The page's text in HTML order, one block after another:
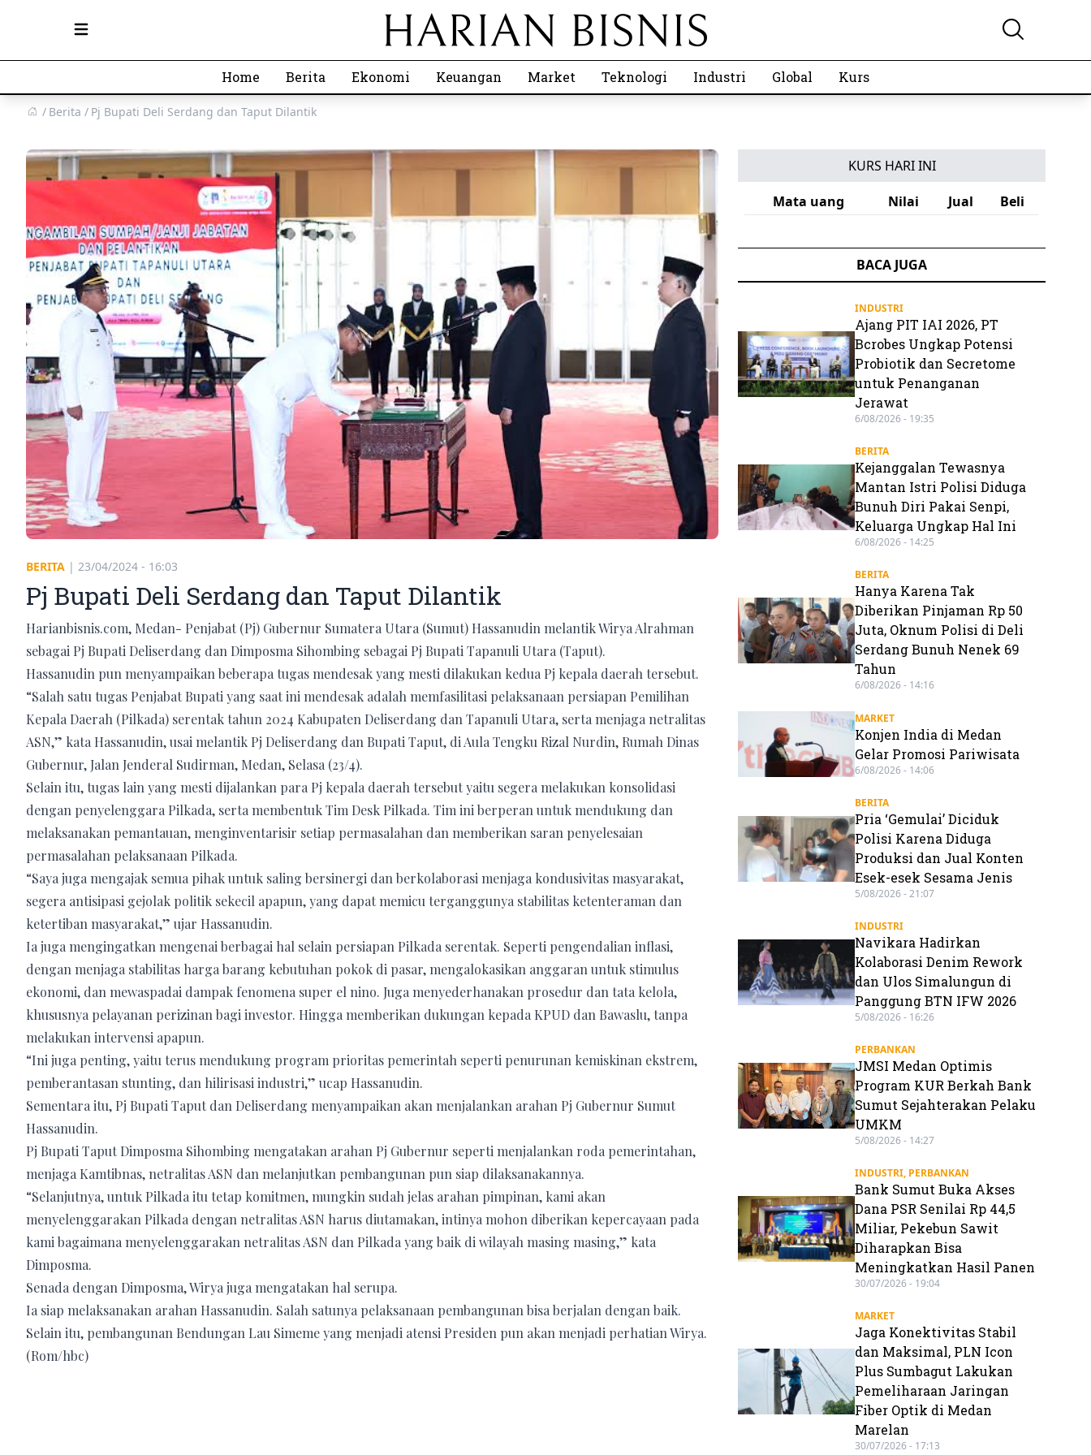
Open main menu
Home Berita Ekonomi Keuangan Market Teknologi Industri Global Kurs
Berita Pj Bupati Deli Serdang dan Taput Dilantik
BERITA | 23/04/2024 - 16:03
Pj Bupati Deli Serdang dan Taput Dilantik
Harianbisnis.com, Medan- Penjabat (Pj) Gubernur Sumatera Utara (Sumut) Hassanudin melantik Wirya Alrahman
sebagai Pj Bupati Deliserdang dan Dimposma Sihombing sebagai Pj Bupati Tapanuli Utara (Taput).
Hassanudin pun menyampaikan beberapa tugas mendesak yang mesti dilakukan kedua Pj kepala daerah tersebut.
“Salah satu tugas Penjabat Bupati yang saat ini mendesak adalah memfasilitasi pelaksanaan persiapan Pemilihan
Kepala Daerah (Pilkada) serentak tahun 2024 Kabupaten Deliserdang dan Tapanuli Utara, serta menjaga netralitas
ASN,” kata Hassanudin, usai melantik Pj Deliserdang dan Bupati Taput, di Aula Tengku Rizal Nurdin, Rumah Dinas
Gubernur, Jalan Jenderal Sudirman, Medan, Selasa (23/4).
Selain itu, tugas lain yang mesti dijalankan para Pj kepala daerah tersebut yaitu segera melakukan konsolidasi
dengan penyelenggara Pilkada, serta membentuk Tim Desk Pilkada. Tim ini berperan untuk mendukung dan
melaksanakan pemantauan, menginventarisir setiap permasalahan dan memberikan saran penyelesaian
permasalahan pelaksanaan Pilkada.
“Saya juga mengajak semua pihak untuk saling bersinergi dan berkolaborasi menjaga kondusivitas masyarakat,
segera antisipasi gejolak politik sekecil apapun, yang dapat memicu terganggunya stabilitas ketenteraman dan
ketertiban masyarakat,” ujar Hassanudin.
Ia juga mengingatkan mengenai berbagai hal selain persiapan Pilkada serentak. Seperti pengendalian inflasi,
dengan menjaga stabilitas harga barang kebutuhan pokok di pasar, mengalokasikan anggaran untuk stimulus
ekonomi, dan mewaspadai dampak fenomena super el nino. Juga menyederhanakan prosedur dan tata kelola,
khususnya pelayanan perizinan bagi investor. Hingga memberikan dukungan kepada KPUD dan Bawaslu, tanpa
melakukan intervensi apapun.
“Ini juga penting, yaitu terus mendukung program prioritas pemerintah seperti penurunan kemiskinan ekstrem,
pemberantasan stunting, dan hilirisasi industri,” ucap Hassanudin.
Sementara itu, Pj Bupati Taput dan Deliserdang menyampaikan akan menjalankan arahan Pj Gubernur Sumut
Hassanudin.
Pj Bupati Taput Dimposma Sihombing mengatakan arahan Pj Gubernur seperti menjalankan roda pemerintahan,
menjaga Kamtibnas, netralitas ASN dan melanjutkan pembangunan pun siap dilaksanakannya.
“Selanjutnya, untuk Pilkada itu tetap komitmen, mungkin sudah jelas arahan pimpinan, kami akan
menyelenggarakan Pilkada dengan netralitas ASN harus diutamakan, intinya mohon diberikan kepercayaan pada
kami bagaimana menyelenggarakan netralitas ASN dan Pilkada yang baik di wilayah masing masing,” kata
Dimposma.
Senada dengan Dimposma, Wirya juga mengatakan hal serupa.
Ia siap melaksanakan arahan Hassanudin. Salah satunya pelaksanaan pembangunan bisa berjalan dengan baik.
Selain itu, pembangunan Bendungan Lau Simeme yang menjadi atensi Presiden pun akan menjadi perhatian Wirya.
(Rom/hbc)
KURS HARI INI
Mata uang
Nilai Jual Beli
BACA JUGA
INDUSTRI
Ajang PIT IAI 2026, PT
Bcrobes Ungkap Potensi
Probiotik dan Secretome
untuk Penanganan
Jerawat
6/08/2026 - 19:35
BERITA
Kejanggalan Tewasnya
Mantan Istri Polisi Diduga
Bunuh Diri Pakai Senpi,
Keluarga Ungkap Hal Ini
6/08/2026 - 14:25
BERITA
Hanya Karena Tak
Diberikan Pinjaman Rp 50
Juta, Oknum Polisi di Deli
Serdang Bunuh Nenek 69
Tahun
6/08/2026 - 14:16
MARKET
Konjen India di Medan
Gelar Promosi Pariwisata
6/08/2026 - 14:06
BERITA
Pria ‘Gemulai’ Diciduk
Polisi Karena Diduga
Produksi dan Jual Konten
Esek-esek Sesama Jenis
5/08/2026 - 21:07
INDUSTRI
Navikara Hadirkan
Kolaborasi Denim Rework
dan Ulos Simalungun di
Panggung BTN IFW 2026
5/08/2026 - 16:26
PERBANKAN
JMSI Medan Optimis
Program KUR Berkah Bank
Sumut Sejahterakan Pelaku
UMKM
5/08/2026 - 14:27
INDUSTRI, PERBANKAN
Bank Sumut Buka Akses
Dana PSR Senilai Rp 44,5
Miliar, Pekebun Sawit
Diharapkan Bisa
Meningkatkan Hasil Panen
30/07/2026 - 19:04
MARKET
Jaga Konektivitas Stabil
dan Maksimal, PLN Icon
Plus Sumbagut Lakukan
Pemeliharaan Jaringan
Fiber Optik di Medan
Marelan
30/07/2026 - 17:13